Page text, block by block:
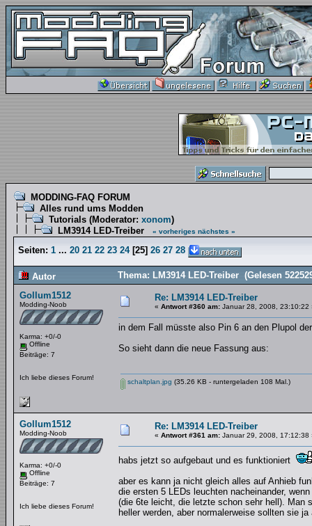
MODDING-FAQ FORUM
Alles rund ums Modden
Tutorials (Moderator: xonom)
LM3914 LED-Treiber
« vorheriges nächstes »
Seiten: 1 ... 20 21 22 23 24[25] 26 27 28
Autor
Thema: LM3914 LED-Treiber (Gelesen
Gollum1512
Modding-Noob
Karma: +0/-0
Offline
Beiträge: 7
Ich liebe dieses Forum!
Re: LM3914 LED-Treiber
« Antwort #360 am: Januar 28, 2008, 23:10:22
in dem Fall müsste also Pin 6 an den Plupol
So sieht dann die neue Fassung aus:
schaltplan.jpg (35.26 KB - runtergeladen 108 Mal.)
Gollum1512
Modding-Noob
Karma: +0/-0
Offline
Beiträge: 7
Ich liebe dieses Forum!
Re: LM3914 LED-Treiber
« Antwort #361 am: Januar 29, 2008, 17:12:38
habs jetzt so aufgebaut und es funktioniert
aber es kann ja nicht gleich alles auf Anhieb
die ersten 5 LEDs leuchten nacheinander,
(die 6te leicht, die letzte schon sehr hell). Man
heller werden, aber normalerweise sollten sie